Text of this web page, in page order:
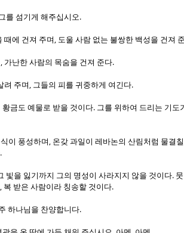
를 섬기게 해주십시오.
때에 건져 주며, 도울 사람 없는 불쌍한 백성을 건져
가난한 사람의 목숨을 건져 준다.
려 주며, 그들의 피를 귀중하게 여긴다.
황금도 예물로 받을 것이다. 그를 위하여 드리는 기도
이 풍성하며, 온갖 과일이 레바논의 산림처럼 물결
빛을 잃기까지 그의 명성이 사라지지 않을 것이다.
받은 사람이라 칭송할 것이다.
하나님을 찬양합니다.